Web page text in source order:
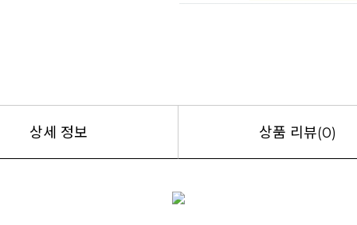
상세 정보 상품 리뷰(0)